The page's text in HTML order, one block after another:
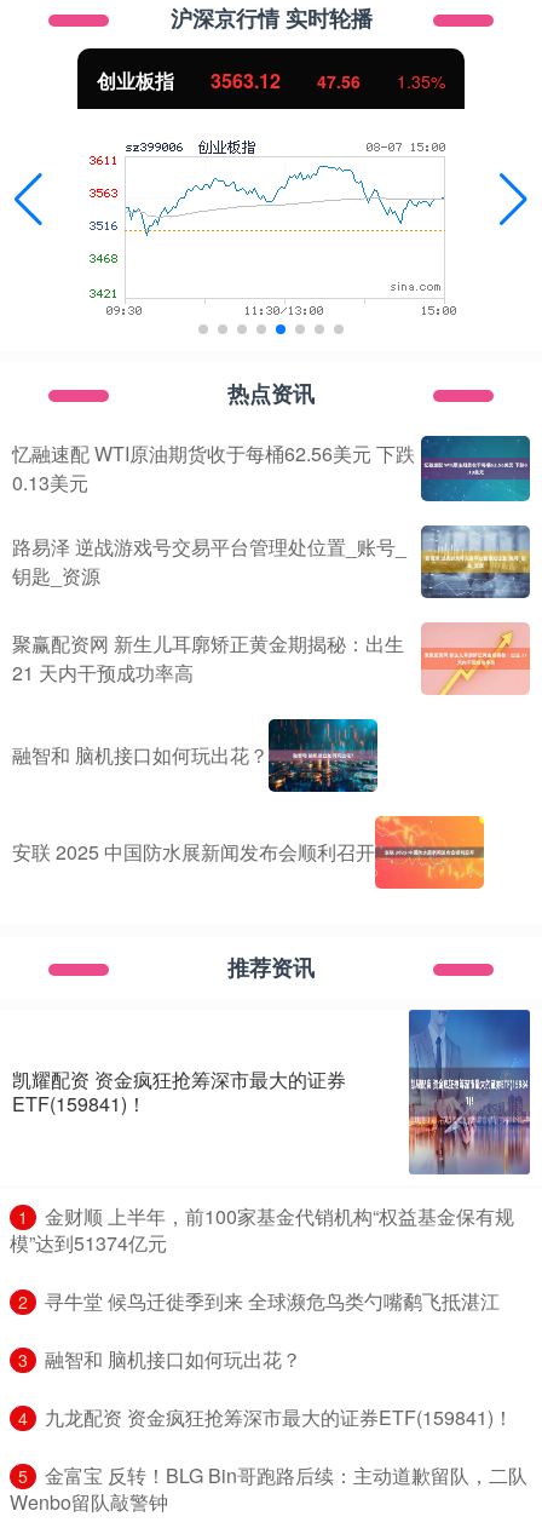
沪深京行情 实时轮播
创业板指 3563.12 47.56 1.35%
热点资讯
忆融速配 WTI原油期货收于每桶62.56美元 下跌
0.13美元
路易泽 逆战游戏号交易平台管理处位置_账号_
钥匙_资源
聚赢配资网 新生儿耳廓矫正黄金期揭秘：出生
21 天内干预成功率高
融智和 脑机接口如何玩出花？
安联 2025 中国防水展新闻发布会顺利召开
推荐资讯
凯耀配资 资金疯狂抢筹深市最大的证券
ETF(159841)！
1
​金财顺 上半年，前100家基金代销机构“权益基金保有规
模”达到51374亿元
2 ​寻牛堂 候鸟迁徙季到来 全球濒危鸟类勺嘴鹬飞抵湛江
3 ​融智和 脑机接口如何玩出花？
4 ​九龙配资 资金疯狂抢筹深市最大的证券ETF(159841)！
5
​金富宝 反转！BLG Bin哥跑路后续：主动道歉留队，二队
Wenbo留队敲警钟